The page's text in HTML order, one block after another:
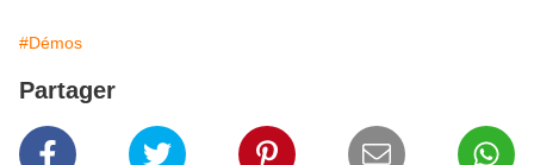
#Démos
Partager